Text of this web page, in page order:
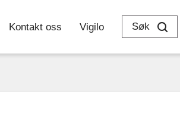
Kontakt oss Vigilo Søk